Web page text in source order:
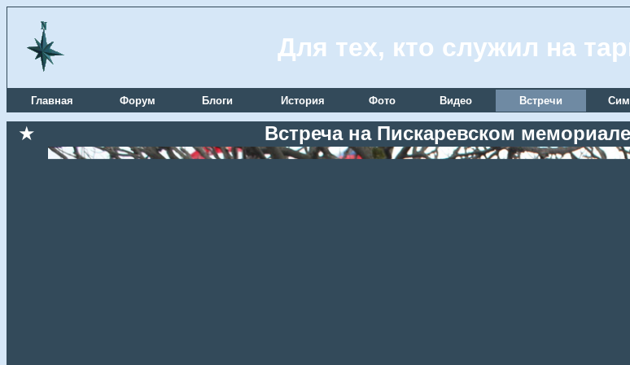
Для тех, кто служил на
Главная Форум Блоги История Фото Видео Встречи
★ Встреча на Пискаревском